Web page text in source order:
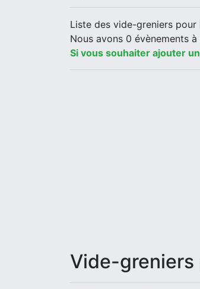
Liste des vide-greniers
Nous avons 0 évènements
Si vous souhaiter ajouter
Vide-greniers